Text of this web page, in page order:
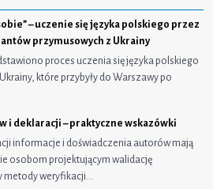
– uczenie się języka polskiego przez
przymusowych z Ukrainy
proces uczenia się języka polskiego
które przybyły do Warszawy po
i deklaracji – praktyczne wskazówki
informacje i doświadczenia autorów mają
osobom projektującym walidację
metody weryfikacji…